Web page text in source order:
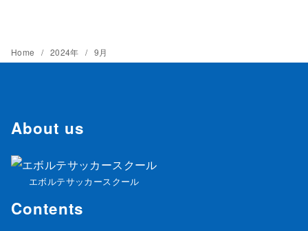
Home 2024年 9月
About us
エボルテサッカースクール
Contents